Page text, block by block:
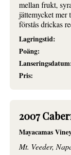
mellan frukt,
jättemycket mer
förstås drickas
Lagringstid:
Poäng:
Pris:
2007
Mayacamas
Mt. Veeder,